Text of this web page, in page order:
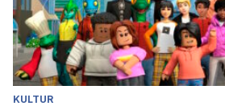
KULTUR